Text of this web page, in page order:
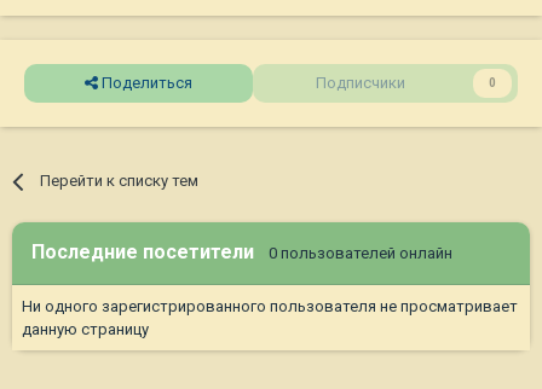
Поделиться Подписчики 0
Перейти к списку тем
Последние посетители 0 пользователей онлайн
Ни одного зарегистрированного пользователя не просматривает
данную страницу